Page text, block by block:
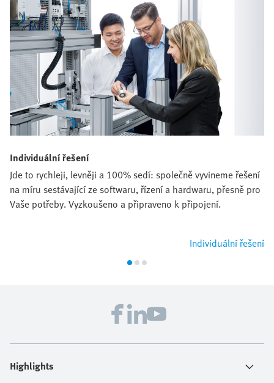
Individuální řešení
Jde to rychleji, levněji a 100% sedí: společně vyvineme řešení
na míru sestávající ze softwaru, řízení a hardwaru, přesně pro
Vaše potřeby. Vyzkoušeno a připraveno k připojení.
Individuální řešení
Highlights